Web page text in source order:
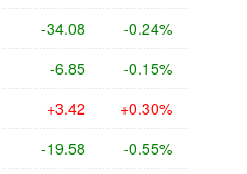
-34.08 -0.24%
-6.85 -0.15%
+3.42 +0.30%
-19.58 -0.55%